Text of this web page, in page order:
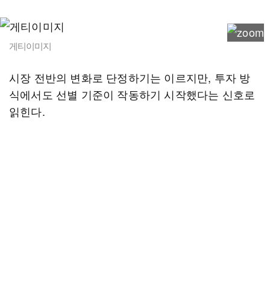
게티이미지
시장 전반의 변화로 단정하기는 이르지만, 투자 방
식에서도 선별 기준이 작동하기 시작했다는 신호로
읽힌다.